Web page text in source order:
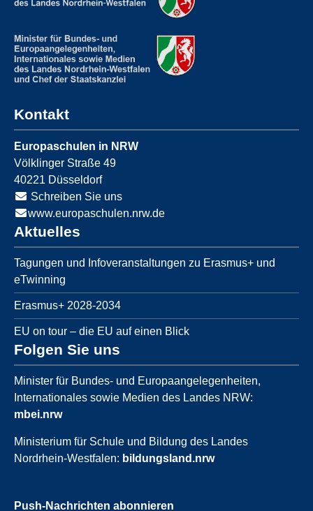
Kontakt
Europaschulen in NRW
Völklinger Straße 49
40221 Düsseldorf
Schreiben Sie uns
www.europaschulen.nrw.de
Aktuelles
Tagungen und Infoveranstaltungen zu Erasmus+ und
eTwinning
Erasmus+ 2028-2034
EU on tour – die EU auf einen Blick
Folgen Sie uns
Minister für Bundes- und Europaangelegenheiten,
Internationales sowie Medien des Landes NRW:
mbei.nrw
Ministerium für Schule und Bildung des Landes
Nordrhein-Westfalen: bildungsland.nrw
Push-Nachrichten abonnieren